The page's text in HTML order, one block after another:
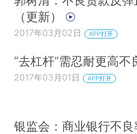
（更新）
2017年03月02日 APP打开
“去杠杆”需忍耐更高不
2017年03月01日 APP打开
银监会：商业银行不